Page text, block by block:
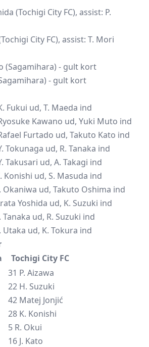
(Tochigi City FC), assist: P.
City FC), assist: T. Mori
(Sagamihara) - gult kort
- gult kort
Fukui ud, T. Maeda ind
Kawano ud, Yuki Muto ind
Furtado ud, Takuto Kato ind
Tokunaga ud, R. Tanaka ind
Takusari ud, A. Takagi ind
Konishi ud, S. Masuda ind
Okaniwa ud, Takuto Oshima ind
Yoshida ud, K. Suzuki ind
Tanaka ud, R. Suzuki ind
Utaka ud, K. Tokura ind
Tochigi City FC
31 P. Aizawa
22 H. Suzuki
42 Matej Jonjić
28 K. Konishi
5 R. Okui
16 J. Kato